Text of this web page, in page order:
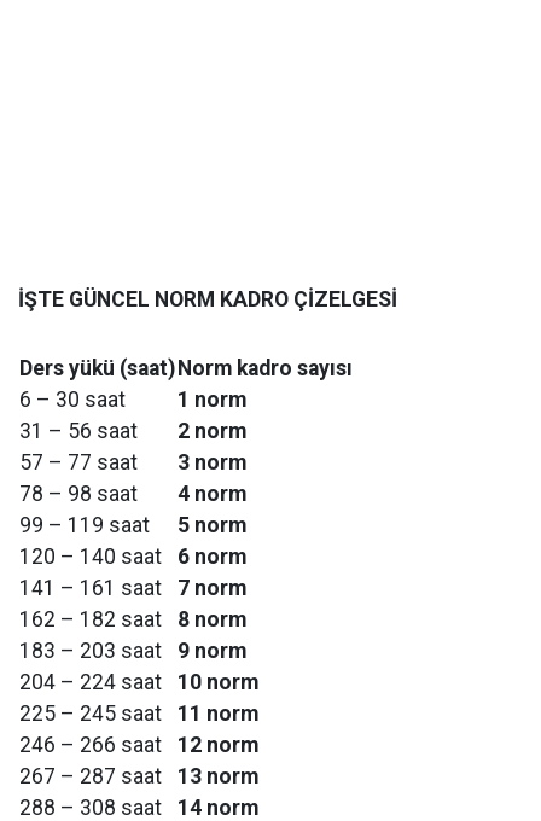
İŞTE GÜNCEL NORM KADRO ÇİZELGESİ
Ders yükü (saat) Norm kadro sayısı
6 – 30 saat
1 norm
31 – 56 saat
2 norm
57 – 77 saat
3 norm
78 – 98 saat
4 norm
99 – 119 saat
5 norm
120 – 140 saat
6 norm
141 – 161 saat
7 norm
162 – 182 saat
8 norm
183 – 203 saat
9 norm
204 – 224 saat
10 norm
225 – 245 saat
11 norm
246 – 266 saat
12 norm
267 – 287 saat
13 norm
288 – 308 saat
14 norm